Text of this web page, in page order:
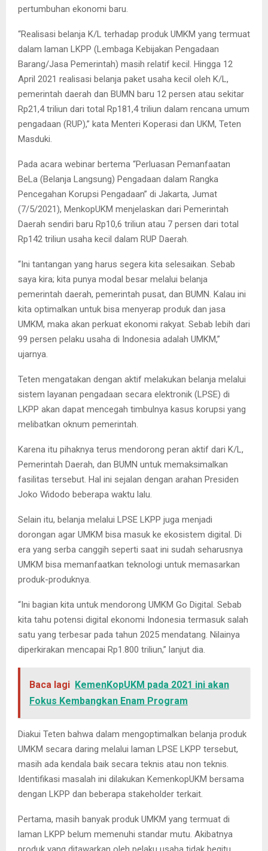
pertumbuhan ekonomi baru.
“Realisasi belanja K/L terhadap produk UMKM yang termuat
dalam laman LKPP (Lembaga Kebijakan Pengadaan
Barang/Jasa Pemerintah) masih relatif kecil. Hingga 12
April 2021 realisasi belanja paket usaha kecil oleh K/L,
pemerintah daerah dan BUMN baru 12 persen atau sekitar
Rp21,4 triliun dari total Rp181,4 triliun dalam rencana umum
pengadaan (RUP),” kata Menteri Koperasi dan UKM, Teten
Masduki.
Pada acara webinar bertema “Perluasan Pemanfaatan
BeLa (Belanja Langsung) Pengadaan dalam Rangka
Pencegahan Korupsi Pengadaan” di Jakarta, Jumat
(7/5/2021), MenkopUKM menjelaskan dari Pemerintah
Daerah sendiri baru Rp10,6 triliun atau 7 persen dari total
Rp142 triliun usaha kecil dalam RUP Daerah.
“Ini tantangan yang harus segera kita selesaikan. Sebab
saya kira; kita punya modal besar melalui belanja
pemerintah daerah, pemerintah pusat, dan BUMN. Kalau ini
kita optimalkan untuk bisa menyerap produk dan jasa
UMKM, maka akan perkuat ekonomi rakyat. Sebab lebih dari
99 persen pelaku usaha di Indonesia adalah UMKM,”
ujarnya.
Teten mengatakan dengan aktif melakukan belanja melalui
sistem layanan pengadaan secara elektronik (LPSE) di
LKPP akan dapat mencegah timbulnya kasus korupsi yang
melibatkan oknum pemerintah.
Karena itu pihaknya terus mendorong peran aktif dari K/L,
Pemerintah Daerah, dan BUMN untuk memaksimalkan
fasilitas tersebut. Hal ini sejalan dengan arahan Presiden
Joko Widodo beberapa waktu lalu.
Selain itu, belanja melalui LPSE LKPP juga menjadi
dorongan agar UMKM bisa masuk ke ekosistem digital. Di
era yang serba canggih seperti saat ini sudah seharusnya
UMKM bisa memanfaatkan teknologi untuk memasarkan
produk-produknya.
“Ini bagian kita untuk mendorong UMKM Go Digital. Sebab
kita tahu potensi digital ekonomi Indonesia termasuk salah
satu yang terbesar pada tahun 2025 mendatang. Nilainya
diperkirakan mencapai Rp1.800 triliun,” lanjut dia.
Baca lagi KemenKopUKM pada 2021 ini akan
Fokus Kembangkan Enam Program
Diakui Teten bahwa dalam mengoptimalkan belanja produk
UMKM secara daring melalui laman LPSE LKPP tersebut,
masih ada kendala baik secara teknis atau non teknis.
Identifikasi masalah ini dilakukan KemenkopUKM bersama
dengan LKPP dan beberapa stakeholder terkait.
Pertama, masih banyak produk UMKM yang termuat di
laman LKPP belum memenuhi standar mutu. Akibatnya